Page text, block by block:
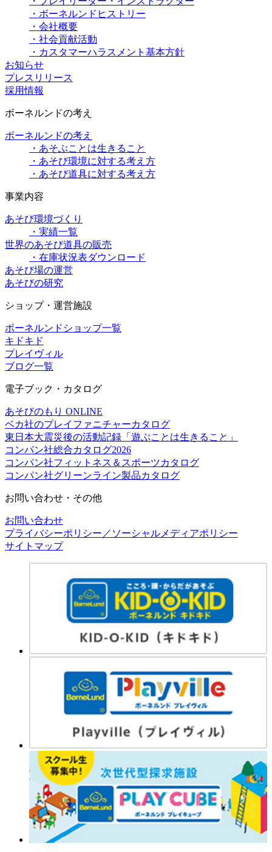
・ボーネルンドヒストリー
・会社概要
・社会貢献活動
・カスタマーハラスメント基本方針
お知らせ
プレスリリース
採用情報
ボーネルンドの考え
ボーネルンドの考え
・あそぶことは生きること
・あそび環境に対する考え方
・あそび道具に対する考え方
事業内容
あそび環境づくり
・実績一覧
世界のあそび道具の販売
・在庫状況表ダウンロード
あそび場の運営
あそびの研究
ショップ・運営施設
ボーネルンドショップ一覧
キドキド
プレイヴィル
ブログ一覧
電子ブック・カタログ
あそびのもり ONLINE
ベカ社のプレイファニチャーカタログ
東日本大震災後の活動記録「遊ぶことは生きること」
コンパン社総合カタログ2026
コンパン社フィットネス＆スポーツカタログ
コンパン社グリーンライン製品カタログ
お問い合わせ・その他
お問い合わせ
プライバシーポリシー／ソーシャルメディアポリシー
サイトマップ